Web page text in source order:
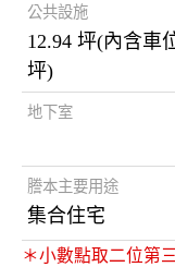
公共設施
12.94 坪(內含車
坪)
地下室
謄本主要用途
集合住宅
＊小數點取二位第